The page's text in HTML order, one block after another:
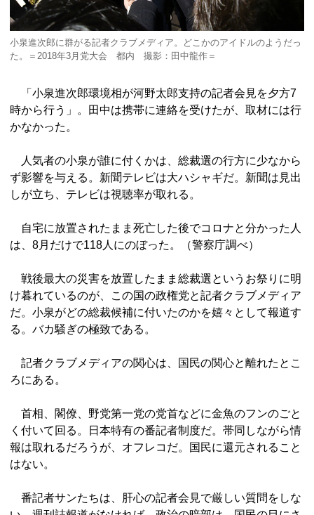
小泉進次郎に群がる記者クラブメディア。どこかのアイドルのようだっ
た。＝2018年3月党大会 都内 撮影：田中龍作＝
「小泉進次郎環境相が河野太郎支持の記者会見を夕方7
時から行う」。田中は携帯に連絡を受けたが、取材には行
かなかった。
人気者の小泉が誰に付くかは、総裁選の行方に少なから
ず影響を与える。新聞テレビは大ハシャギだ。新聞は見出
しが立ち、テレビは視聴率が取れる。
自宅に放置されたまま死亡した後でコロナと分かった人
は、8月だけで118人にのぼった。（警察庁調べ）
戦後最大の災害を放置したまま総裁選というお祭りに明
け暮れているのが、この国の政権党と記者クラブメディア
だ。小泉がどの総裁候補に付いたのかを嬉々として報道す
る。バカ騒ぎの極致である。
記者クラブメディアの関心は、国民の関心と離れたとこ
ろにある。
首相、閣僚、野党第一党の党首などに金魚のフンのごと
く付いて回る。日本特有の番記者制度だ。帯同しながら情
報は取れるだろうが、オフレコだ。国民に還元されること
はない。
番記者サンたちは、肝心の記者会見で厳しい質問をしな